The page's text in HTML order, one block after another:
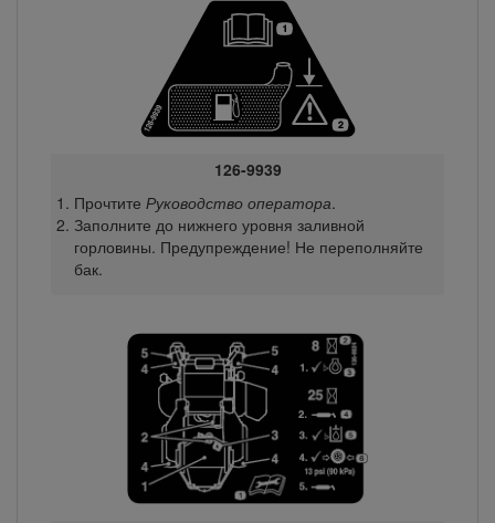
126-9939
Прочтите Руководство оператора.
Заполните до нижнего уровня заливной
горловины. Предупреждение! Не переполняйте
бак.